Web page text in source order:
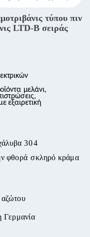
τύπου πιν
LTD-B σειράς
μελάνι,
εξαιρετική
304
φθορά σκληρό κράμα
αζώτου
Γερμανία